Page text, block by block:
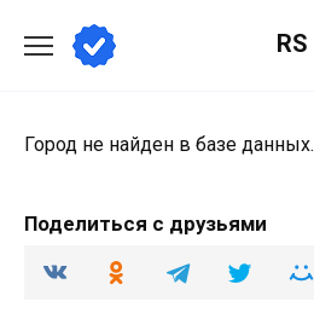
содержанию
RS
Город не найден в базе данных.
Поделиться с друзьями